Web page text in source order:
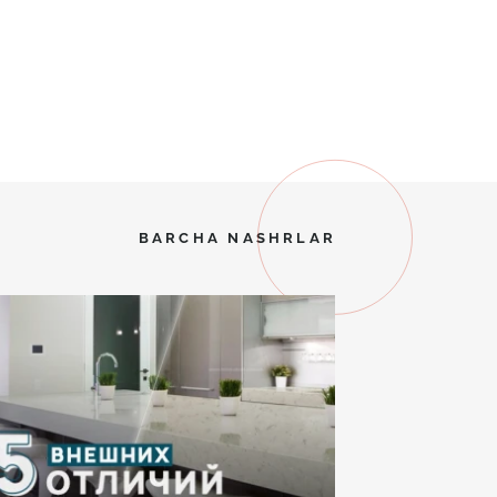
BARCHA NASHRLAR